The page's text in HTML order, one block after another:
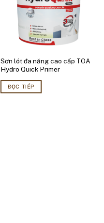
Sơn lót đa năng cao cấp TOA
Hydro Quick Primer
ĐỌC TIẾP